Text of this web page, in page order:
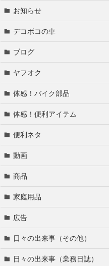
お知らせ
デコボコの車
ブログ
ヤフオク
体感！バイク部品
体感！便利アイテム
便利ネタ
動画
商品
家庭用品
広告
日々の出来事（その他）
日々の出来事（業務日誌）